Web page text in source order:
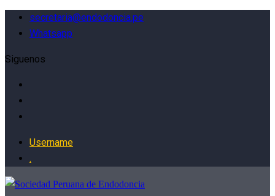
secretaria@endodoncia.pe
Whatsapp
Siguenos
Username
.